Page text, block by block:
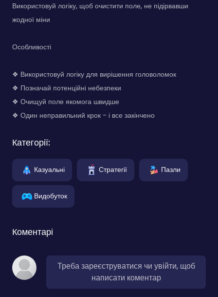
Використовуй логіку, щоб очистити поле, не підірвавши
жодної міни
Особливості
❖ Використовуй логіку для вирішення головоломок
❖ Позначай потенційні небезпеки
❖ Очищуй поле якомога швидше
❖ Один неправильний крок - і все закінчено
Категорії:
Казуальні Стратегії Пазли
Видобуток
Коментарі
Треба зареєструватися чи увійти, щоб
написати коментар